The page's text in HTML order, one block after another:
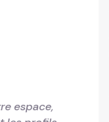
espace,